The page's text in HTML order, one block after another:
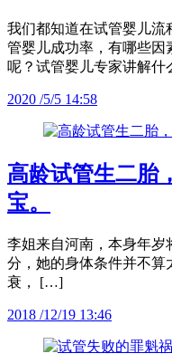
我们都知道在试管婴儿流
管婴儿成功率，有哪些因
呢？试管婴儿专家讲解什
2020 /5/5 14:58
高龄试管生二胎
宝。
李姐来自河南，本身年岁
分，她的身体条件并不
衰， […]
2018 /12/19 13:46